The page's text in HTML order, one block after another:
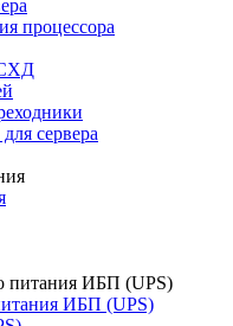
процессора
СХД
сервера
ИБП (UPS)